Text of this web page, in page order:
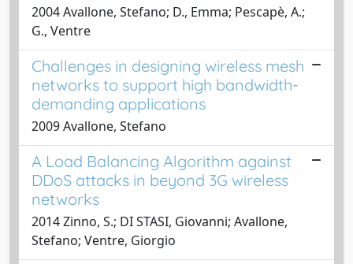
2004 Avallone, Stefano; D., Emma; Pescapè, A.;
G., Ventre
Challenges in designing wireless mesh
networks to support high bandwidth-
demanding applications
2009 Avallone, Stefano
A Load Balancing Algorithm against
DDoS attacks in beyond 3G wireless
networks
2014 Zinno, S.; DI STASI, Giovanni; Avallone,
Stefano; Ventre, Giorgio